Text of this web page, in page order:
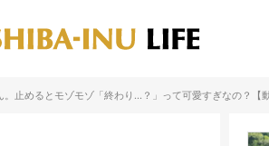
止めるとモゾモゾ「終わり…？」って可愛すぎなの？【